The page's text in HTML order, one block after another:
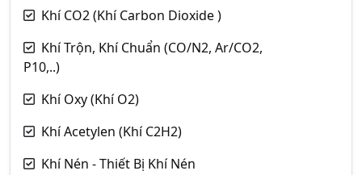
Khí CO2 (Khí Carbon Dioxide )
Khí Trộn, Khí Chuẩn (CO/N2, Ar/CO2,
P10,..)
Khí Oxy (Khí O2)
Khí Acetylen (Khí C2H2)
Khí Nén - Thiết Bị Khí Nén